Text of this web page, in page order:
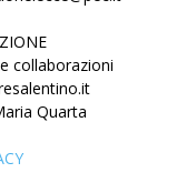
collaborazioni
Quarta